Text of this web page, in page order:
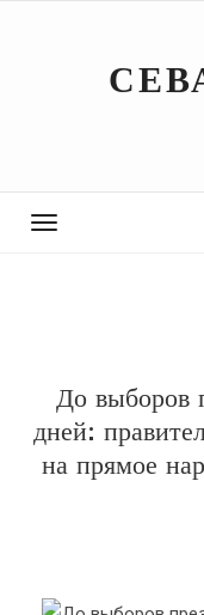
Toggle
До выборов
дней:
на прямое